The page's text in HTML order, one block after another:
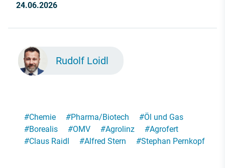
24.06.2026
Rudolf Loidl
#Chemie #Pharma/Biotech #Öl und Gas
#Borealis #OMV #Agrolinz #Agrofert
#Claus Raidl #Alfred Stern #Stephan Pernkopf